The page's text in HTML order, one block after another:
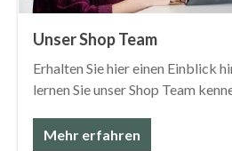
Unser Shop Team
Erhalten Sie hier einen Einblick
lernen Sie unser Shop Team
Mehr erfahren